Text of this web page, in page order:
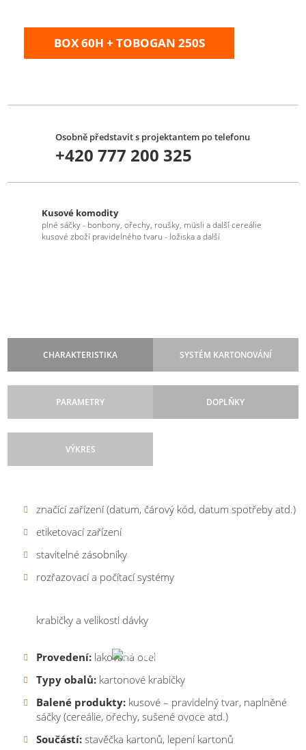
BOX 60H + TOBOGAN 250S
Osobně představit s projektantem po telefonu
+420 777 200 325
Kusové komodity
plné sáčky - bonbony, ořechy, roušky, müsli a další cereálie
kusové zboží pravidelného tvaru - ložiska a další
CHARAKTERISTIKA
kombinované s pneumatickými
Pracovní cyklus:krokový
Bezpečnostní prvky:hlavní vypínač, Emergency Stop,
Senzorika:hlídání produktu a kartonů v jednotlivých
Provedení:lakovaná ocel
Typy obalů:kartonové krabičky
Balené produkty:kusové – pravidelný tvar, naplněné
sáčky (cereálie, ořechy, sušené ovoce atd.)
Součástí:stavěčka kartonů, lepení kartonů
SYSTÉM KARTONOVÁNÍ
PARAMETRY
| výška 20-100 mm
Výkon mechanický: do 3000 balení/hod.
krabičky a velikosti dávky
DOPLŇKY
značící zařízení (datum, čárový kód, datum spotřeby atd.)
etiketovací zařízení
stavitelné zásobníky
rozřazovací a počítací systémy
VÝKRES
Zaujal Vás náš kartonovací stroj
BOX 60H ?
S výběremvhodnéhobalicího stroje